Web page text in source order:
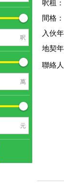
呎
萬
元
呎租：
間格：
入伙
地契年
聯絡人